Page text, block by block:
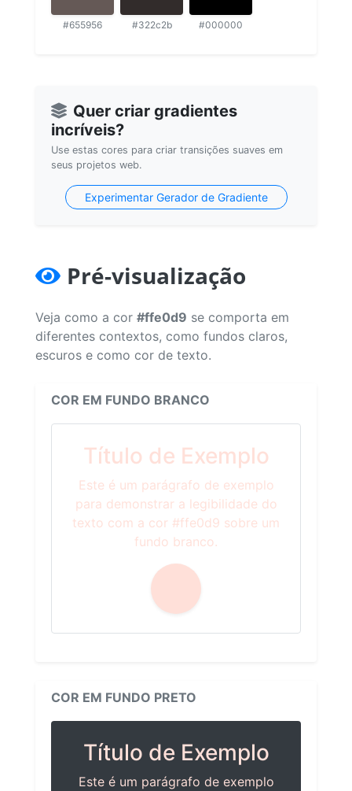
#655956 #322c2b #000000
Quer criar gradientes
incríveis?
Use estas cores para criar transições suaves em
seus projetos web.
Experimentar Gerador de Gradiente
Pré-visualização
Veja como a cor #ffe0d9 se comporta em
diferentes contextos, como fundos claros,
escuros e como cor de texto.
COR EM FUNDO BRANCO
Título de Exemplo
Este é um parágrafo de exemplo
para demonstrar a legibilidade do
texto com a cor #ffe0d9 sobre um
fundo branco.
COR EM FUNDO PRETO
Título de Exemplo
Este é um parágrafo de exemplo